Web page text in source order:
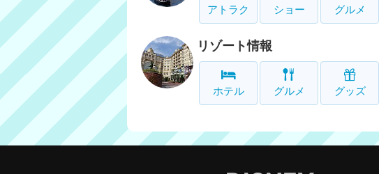
アトラク ショー グルメ
リゾート情報
ホテル グルメ グッズ